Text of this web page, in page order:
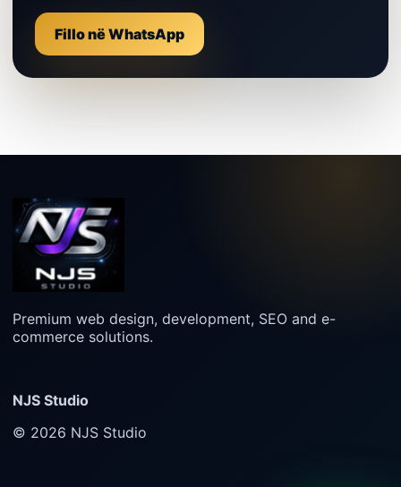
Fillo në WhatsApp
Premium web design, development, SEO and e-
commerce solutions.
NJS Studio
© 2026 NJS Studio